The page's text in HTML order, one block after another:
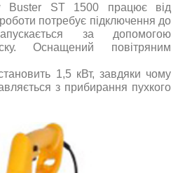
Buster ST 1500 працює від
потребує підключення до
за допомогою
Оснащений повітряним
1,5 кВт, завдяки чому
з прибирання пухкого